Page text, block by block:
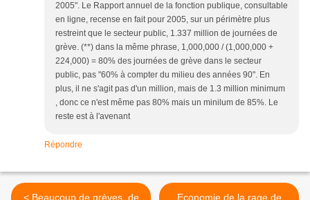
2005". Le Rapport annuel de la fonction publique, consultable
en ligne, recense en fait pour 2005, sur un périmètre plus
restreint que le secteur public, 1.337 million de journées de
grève. (**) dans la même phrase, 1,000,000 / (1,000,000 +
224,000) = 80% des journées de grève dans le secteur
public, pas "60% à compter du milieu des années 90". En
plus, il ne s'agit pas d'un million, mais de 1.3 million minimum
, donc ce n'est même pas 80% mais un minilum de 85%. Le
reste est à l'avenant
Répondre
< Beaucoup de grèves, de
Economie de la rage de